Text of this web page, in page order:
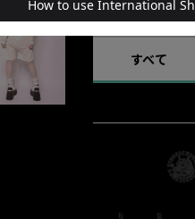
ショップの評価
すべて